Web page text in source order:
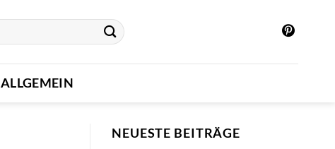
ALLGEMEIN
NEUESTE BEITRÄGE